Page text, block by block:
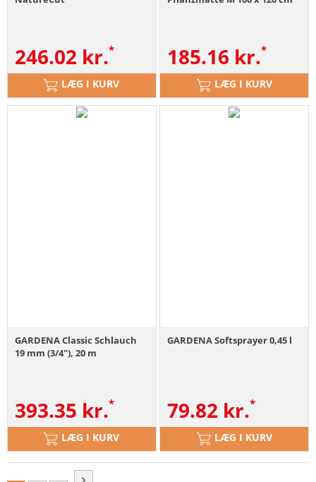
246.02 kr.
LÆG I KURV
185.16 kr.
LÆG I KURV
GARDENA Classic Schlauch
19 mm (3/4"), 20 m
393.35 kr.
LÆG I KURV
GARDENA Softsprayer 0,45 l
79.82 kr.
LÆG I KURV